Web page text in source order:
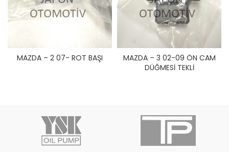
MAZDA – 2 07- ROT BAŞI
MAZDA – 3 02-09 ÖN CAM
DÜĞMESİ TEKLİ